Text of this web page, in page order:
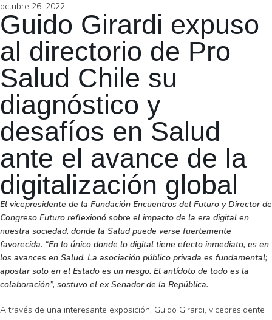
octubre 26, 2022
Guido Girardi expuso
al directorio de Pro
Salud Chile su
diagnóstico y
desafíos en Salud
ante el avance de la
digitalización global
El vicepresidente de la Fundación Encuentros del Futuro y Director de
Congreso Futuro reflexionó sobre el impacto de la era digital en
nuestra sociedad, donde la Salud puede verse fuertemente
favorecida. “En lo único donde lo digital tiene efecto inmediato, es en
los avances en Salud. La asociación público privada es fundamental;
apostar solo en el Estado es un riesgo. El antídoto de todo es la
colaboración”, sostuvo el ex Senador de la República.
A través de una interesante exposición, Guido Girardi, vicepresidente